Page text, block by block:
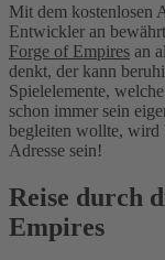
Mit dem kostenlosen
Entwickler an
Forge of Empires an
denkt, der kann
Spielelemente,
schon immer sein
begleiten wollte, wird
Adresse sein!
Reise durch
Empires